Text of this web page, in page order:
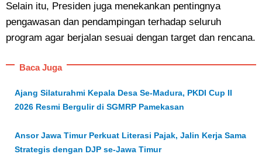
Selain itu, Presiden juga menekankan pentingnya
pengawasan dan pendampingan terhadap seluruh
program agar berjalan sesuai dengan target dan rencana.
Baca Juga
Ajang Silaturahmi Kepala Desa Se-Madura, PKDI Cup II
2026 Resmi Bergulir di SGMRP Pamekasan
Ansor Jawa Timur Perkuat Literasi Pajak, Jalin Kerja Sama
Strategis dengan DJP se-Jawa Timur